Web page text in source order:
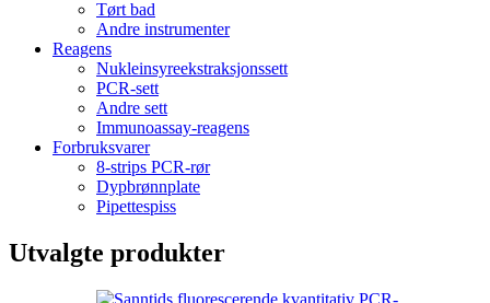
Tørt bad
Andre instrumenter
Reagens
Nukleinsyreekstraksjonssett
PCR-sett
Andre sett
Immunoassay-reagens
Forbruksvarer
8-strips PCR-rør
Dypbrønnplate
Pipettespiss
Utvalgte produkter